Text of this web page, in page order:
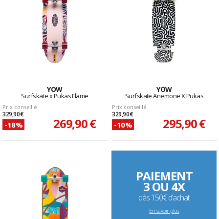
YOW
Surfskate x Pukas Flame
Prix conseillé
329,90 €
-18% 269,90 €
YOW
Surfskate Anemone X Pukas
Prix conseillé
329,90 €
-10% 295,90 €
PAIEMENT
3 OU 4X
dès 150€ d’achat
En savoir plus